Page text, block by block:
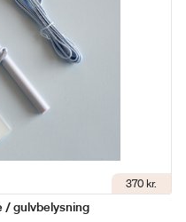
370 kr.
/ gulvbelysning